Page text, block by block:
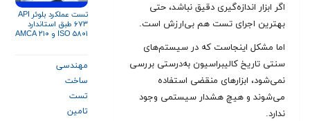
اگر ابزار اندازه‌گیری دقیق نباشد، حتی
بهترین اجرای تست هم بی‌ارزش است.
اما مشکل اینجاست که در سیستم‌های
سنتی تاریخ کالیبراسیون به‌درستی بررسی
نمی‌شود، ابزارهای منقضی استفاده
می‌شوند و هیچ هشدار سیستمی وجود
ندارد.
تست عملکرد بلوئر API
۶۷۳ طبق استاندارد
ISO ۵۸۰۱ و AMCA ۲۱۰
مهندسی
ساخت
تست
تامین